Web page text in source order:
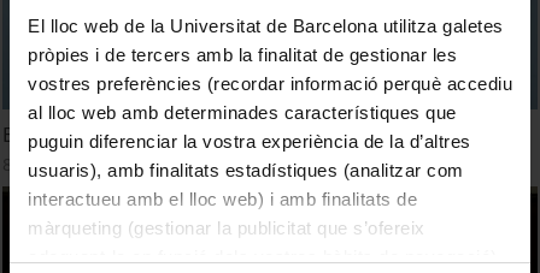
El lloc web de la Universitat de Barcelona utilitza galetes
pròpies i de tercers amb la finalitat de gestionar les
vostres preferències (recordar informació perquè accediu
al lloc web amb determinades característiques que
puguin diferenciar la vostra experiència de la d’altres
usuaris), amb finalitats estadístiques (analitzar com
interactueu amb el lloc web) i amb finalitats de
màrqueting (gestionar la publicitat que s’ofereix
Barcelona Pensa 2018
8 November, 2018